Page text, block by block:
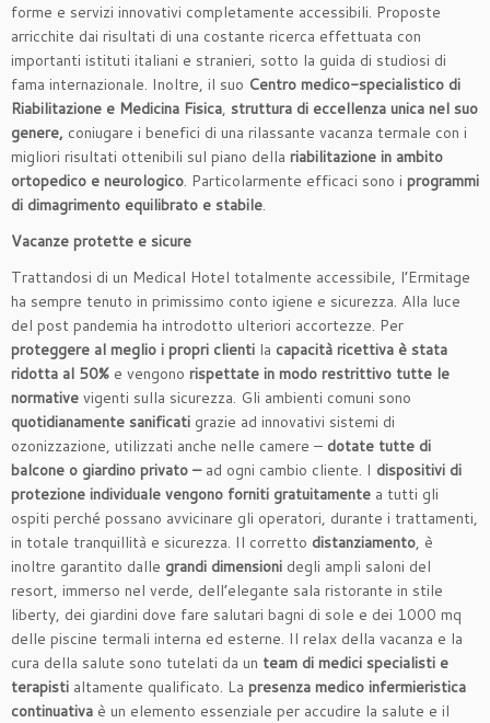
forme e servizi innovativi completamente accessibili. Proposte
arricchite dai risultati di una costante ricerca effettuata con
importanti istituti italiani e stranieri, sotto la guida di studiosi di
fama internazionale. Inoltre, il suo Centro medico-specialistico di
Riabilitazione e Medicina Fisica, struttura di eccellenza unica nel suo
genere, coniugare i benefici di una rilassante vacanza termale con i
migliori risultati ottenibili sul piano della riabilitazione in ambito
ortopedico e neurologico. Particolarmente efficaci sono i programmi
di dimagrimento equilibrato e stabile.
Vacanze protette e sicure
Trattandosi di un Medical Hotel totalmente accessibile, l’Ermitage
ha sempre tenuto in primissimo conto igiene e sicurezza. Alla luce
del post pandemia ha introdotto ulteriori accortezze. Per
proteggere al meglio i propri clienti la capacità ricettiva è stata
ridotta al 50% e vengono rispettate in modo restrittivo tutte le
normative vigenti sulla sicurezza. Gli ambienti comuni sono
quotidianamente sanificati grazie ad innovativi sistemi di
ozonizzazione, utilizzati anche nelle camere – dotate tutte di
balcone o giardino privato – ad ogni cambio cliente. I dispositivi di
protezione individuale vengono forniti gratuitamente a tutti gli
ospiti perché possano avvicinare gli operatori, durante i trattamenti,
in totale tranquillità e sicurezza. Il corretto distanziamento, è
inoltre garantito dalle grandi dimensioni degli ampli saloni del
resort, immerso nel verde, dell’elegante sala ristorante in stile
liberty, dei giardini dove fare salutari bagni di sole e dei 1000 mq
delle piscine termali interna ed esterne. Il relax della vacanza e la
cura della salute sono tutelati da un team di medici specialisti e
terapisti altamente qualificato. La presenza medico infermieristica
continuativa è un elemento essenziale per accudire la salute e il